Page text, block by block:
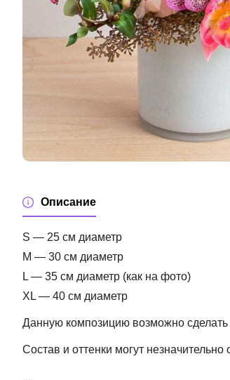
Описание
S — 25 см диаметр
M — 30 см диаметр
L — 35 см диаметр (как на фото)
XL — 40 см диаметр
Данную композицию возможно сделать
Состав и оттенки могут